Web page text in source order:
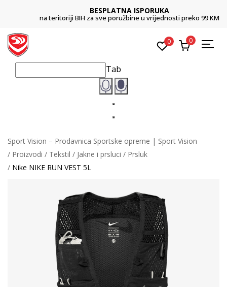
BESPLATNA ISPORUKA
na teritoriji BIH za sve poružbine u vrijednosti preko 99 KM
0 0
Tab
Sport Vision – Prodavnica Sportske opreme | Sport Vision
Proizvodi
Tekstil Jakne i prsluci
Prsluk
Nike NIKE RUN VEST 5L